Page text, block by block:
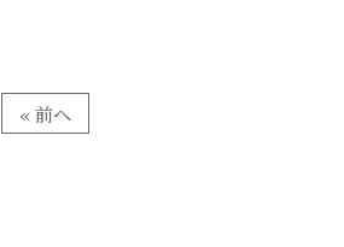
« 前へ